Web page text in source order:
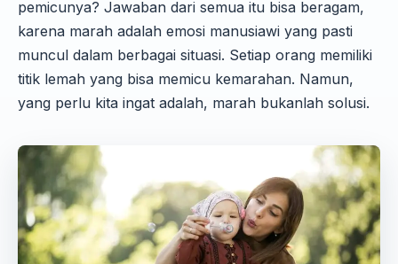
pemicunya? Jawaban dari semua itu bisa beragam,
karena marah adalah emosi manusiawi yang pasti
muncul dalam berbagai situasi. Setiap orang memiliki
titik lemah yang bisa memicu kemarahan. Namun,
yang perlu kita ingat adalah, marah bukanlah solusi.